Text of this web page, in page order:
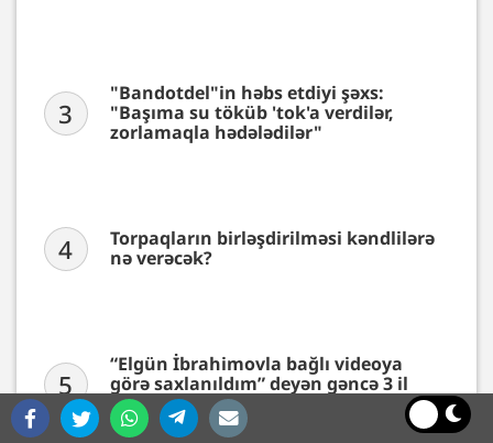
3
"Bandotdel"in həbs etdiyi şəxs:
"Başıma su töküb 'tok'a verdilər,
zorlamaqla hədələdilər"
4
Torpaqların birləşdirilməsi kəndlilərə
nə verəcək?
5
“Elgün İbrahimovla bağlı videoya
görə saxlanıldım” deyən gəncə 3 il
həbs cəzası verilib